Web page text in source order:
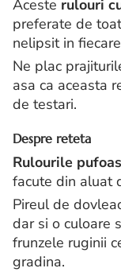
Aceste rulouri
preferate de
nelipsit in
Ne plac
asa ca aceasta
de testari.
Despre reteta
Rulourile
facute din aluat
Pireul de
dar si o culoare
frunzele ruginii
gradina.